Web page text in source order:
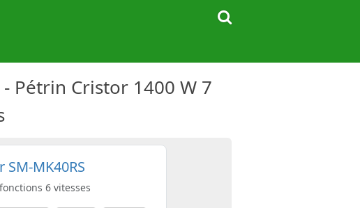
Pétrin Cristor 1400 W 7
MK40RS
6 vitesses